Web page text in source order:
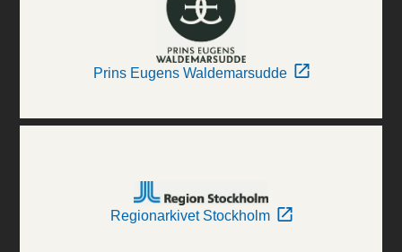
Prins Eugens Waldemarsudde
Regionarkivet Stockholm